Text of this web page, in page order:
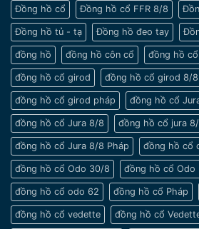
tay
nhỏ
Đồng hồ cổ Đồng hồ cổ FFR 8/8
Đồng hồ tủ - tạ Đồng hồ đeo tay
đồng hồ đồng hồ côn cổ đồng hồ cổ
đồng hồ cổ girod đồng hồ cổ girod 8/8
đồng hồ cổ girod pháp đồng hồ cổ
đồng hồ cổ Jura 8/8 đồng hồ cổ jura
đồng hồ cổ Jura 8/8 Pháp đồng hồ cổ
đồng hồ cổ Odo 30/8 đồng hồ cổ Odo
đồng hồ cổ odo 62 đồng hồ cổ Pháp
đồng hồ cổ vedette đồng hồ cổ